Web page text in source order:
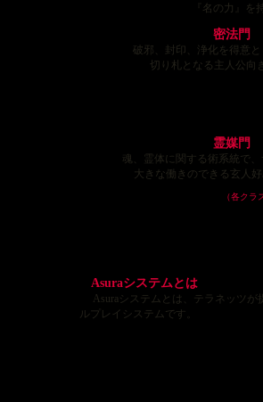
『名の力』
密法門
破邪、封印、浄化を得意
切り札となる主人公向
霊媒門
魂、霊体に関する術系統で
大きな働きのできる玄人好
（各ク
Asuraシステムとは
Asuraシステムとは、テラネッツが
ルプレイシステムです。